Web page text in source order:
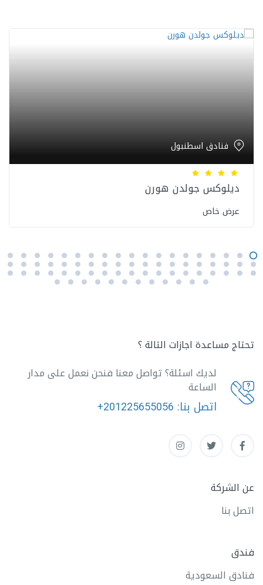
فنادق اسطنبول
ديلوكس جولدن هورن
عرض خاص
تحتاج مساعدة اجازات التالة ؟
لديك اسئلة؟ تواصل معنا فنحن نعمل على مدار
الساعة
اتصل بنا: +201225655056
عن الشركة
اتصل بنا
فندق
فنادق السعودية